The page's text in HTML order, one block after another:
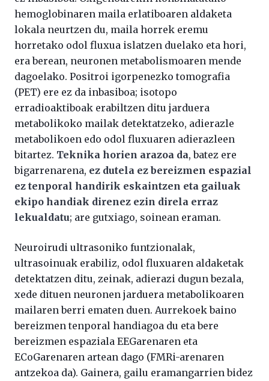
hemoglobinaren maila erlatiboaren aldaketa
lokala neurtzen du, maila horrek eremu
horretako odol fluxua islatzen duelako eta hori,
era berean, neuronen metabolismoaren mende
dagoelako. Positroi igorpenezko tomografia
(PET) ere ez da inbasiboa; isotopo
erradioaktiboak erabiltzen ditu jarduera
metabolikoko mailak detektatzeko, adierazle
metabolikoen edo odol fluxuaren adierazleen
bitartez. Teknika horien arazoa da, batez ere
bigarrenarena, ez dutela ez bereizmen espazial
ez tenporal handirik eskaintzen eta gailuak
ekipo handiak direnez ezin direla erraz
lekualdatu; are gutxiago, soinean eraman.
Neuroirudi ultrasoniko funtzionalak,
ultrasoinuak erabiliz, odol fluxuaren aldaketak
detektatzen ditu, zeinak, adierazi dugun bezala,
xede dituen neuronen jarduera metabolikoaren
mailaren berri ematen duen. Aurrekoek baino
bereizmen tenporal handiagoa du eta bere
bereizmen espaziala EEGarenaren eta
ECoGarenaren artean dago (FMRi-arenaren
antzekoa da). Gainera, gailu eramangarrien bidez